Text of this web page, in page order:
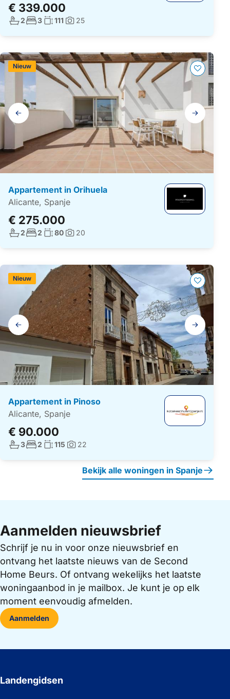
€ 339.000
Aantal badkamers:
2Aantal slaapkamers:
3Woonoppervlakte:
111 Foto's:
25
Galerij
navigatie
Appartement in Orihuela
Alicante, Spanje
€ 275.000
Nieuw
Aantal badkamers:
2Aantal slaapkamers:
2 Woonoppervlakte:
80Foto's:
20
Galerij
navigatie
Appartement in Pinoso
Alicante, Spanje
€ 90.000
Nieuw
Aantal badkamers:
3Aantal slaapkamers:
2 Woonoppervlakte:
115 Foto's:
22
Bekijk alle woningen in Spanje
Aanmelden nieuwsbrief
Schrijf je nu in voor onze nieuwsbrief en
ontvang het laatste nieuws van de Second
Home Beurs. Of ontvang wekelijks het laatste
woningaanbod in je mailbox. Je kunt je op elk
moment eenvoudig afmelden.
Aanmelden
Landengidsen